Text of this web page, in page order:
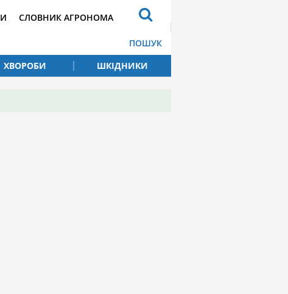
СЛОВНИК АГРОНОМА
ПОШУК
ХВОРОБИ ШКІДНИКИ